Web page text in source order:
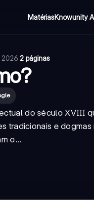
MatériasKnowunity
2026·2 páginas
do século XVIII
tradicionais e
o...